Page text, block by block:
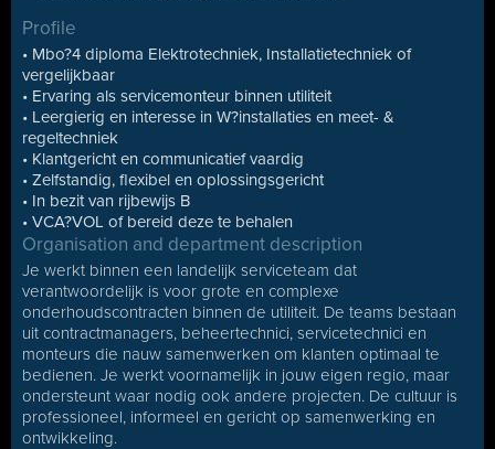
Profile
• Mbo?4 diploma Elektrotechniek, Installatietechniek of
vergelijkbaar
• Ervaring als servicemonteur binnen utiliteit
• Leergierig en interesse in W?installaties en meet- &
regeltechniek
• Klantgericht en communicatief vaardig
• Zelfstandig, flexibel en oplossingsgericht
• In bezit van rijbewijs B
• VCA?VOL of bereid deze te behalen
Organisation and department description
Je werkt binnen een landelijk serviceteam dat
verantwoordelijk is voor grote en complexe
onderhoudscontracten binnen de utiliteit. De teams bestaan
uit contractmanagers, beheertechnici, servicetechnici en
monteurs die nauw samenwerken om klanten optimaal te
bedienen. Je werkt voornamelijk in jouw eigen regio, maar
ondersteunt waar nodig ook andere projecten. De cultuur is
professioneel, informeel en gericht op samenwerking en
ontwikkeling.